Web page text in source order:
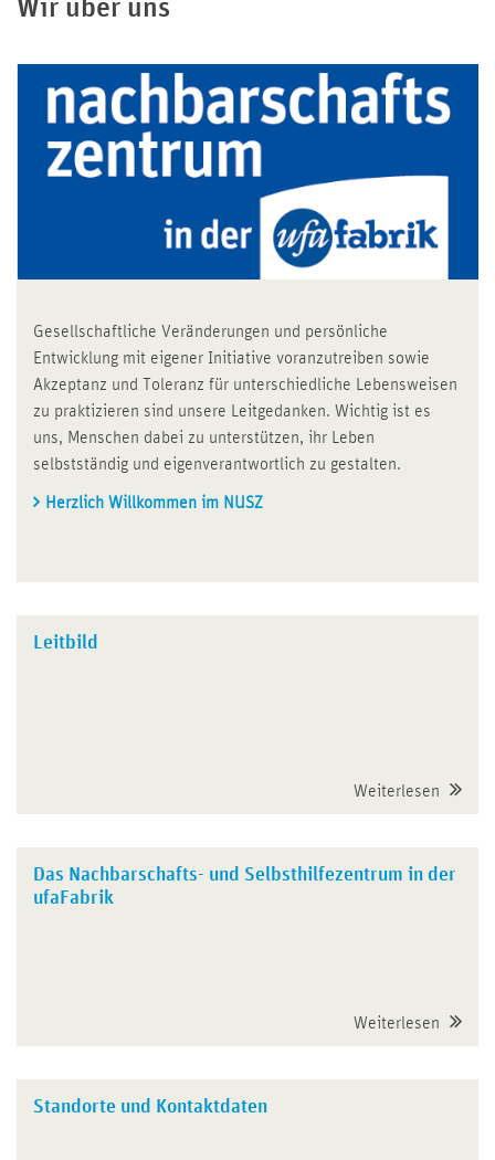
Wir über uns
Gesellschaftliche Veränderungen und persönliche
Entwicklung mit eigener Initiative voranzutreiben sowie
Akzeptanz und Toleranz für unterschiedliche Lebensweisen
zu praktizieren sind unsere Leitgedanken. Wichtig ist es
uns, Menschen dabei zu unterstützen, ihr Leben
selbstständig und eigenverantwortlich zu gestalten.
Herzlich Willkommen im NUSZ
Leitbild
Weiterlesen
Das Nachbarschafts- und Selbsthilfezentrum in der
ufaFabrik
Weiterlesen
Standorte und Kontaktdaten